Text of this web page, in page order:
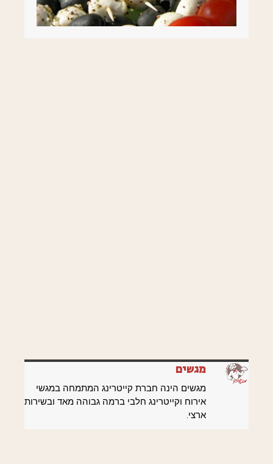
מגשים
מגשים הינה חברת קייטרינג המתמחה במגשי
אירוח וקייטרינג חלבי ברמה גבוהה מאד ובשירות
ארצי.